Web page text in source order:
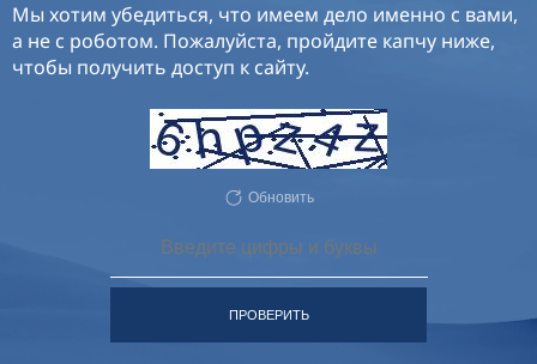
Мы хотим убедиться, что имеем дело именно с вами,
а не с роботом. Пожалуйста, пройдите капчу ниже,
чтобы получить доступ к сайту.
Обновить
ПРОВЕРИТЬ